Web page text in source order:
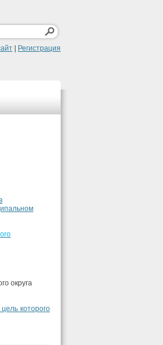
Регистрация
округа
которого